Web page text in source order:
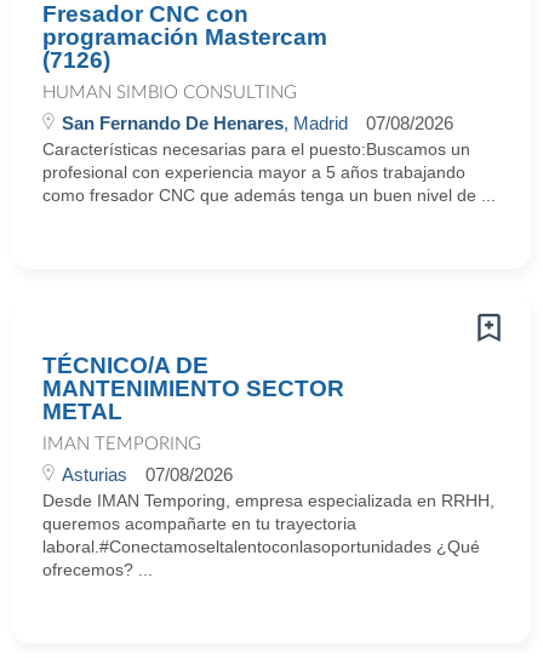
Fresador CNC con
programación Mastercam
(7126)
HUMAN SIMBIO CONSULTING
San Fernando De Henares, Madrid 07/08/2026
Características necesarias para el puesto:Buscamos un
profesional con experiencia mayor a 5 años trabajando
como fresador CNC que además tenga un buen nivel de ...
TÉCNICO/A DE
MANTENIMIENTO SECTOR
METAL
IMAN TEMPORING
Asturias 07/08/2026
Desde IMAN Temporing, empresa especializada en RRHH,
queremos acompañarte en tu trayectoria
laboral.#Conectamoseltalentoconlasoportunidades ¿Qué
ofrecemos? ...